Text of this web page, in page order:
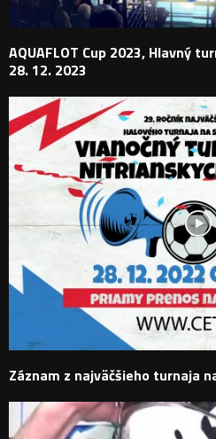
AQUAFLOT Cup 2023, Hlavný
28. 12. 2023
Záznam z najväčšieho turnaja